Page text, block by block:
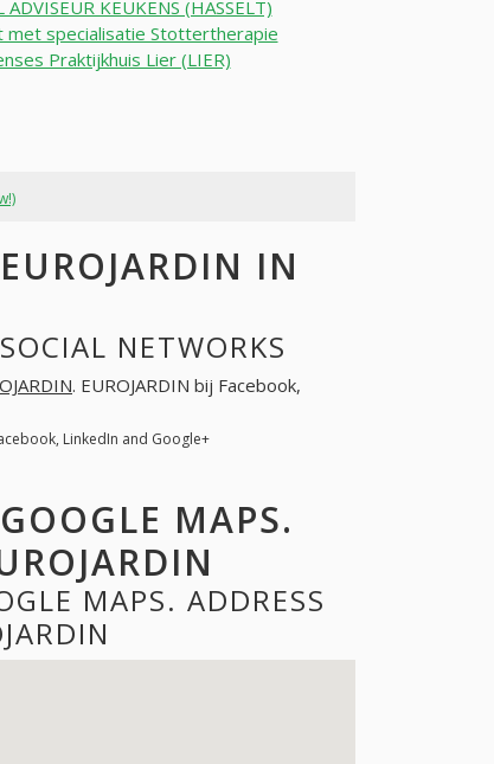
ADVISEUR KEUKENS (HASSELT)
met specialisatie Stottertherapie
Praktijkhuis Lier (LIER)
IN
NETWORKS
. EUROJARDIN bij Facebook,
LinkedIn and Google+
MAPS.
MAPS. ADDRESS